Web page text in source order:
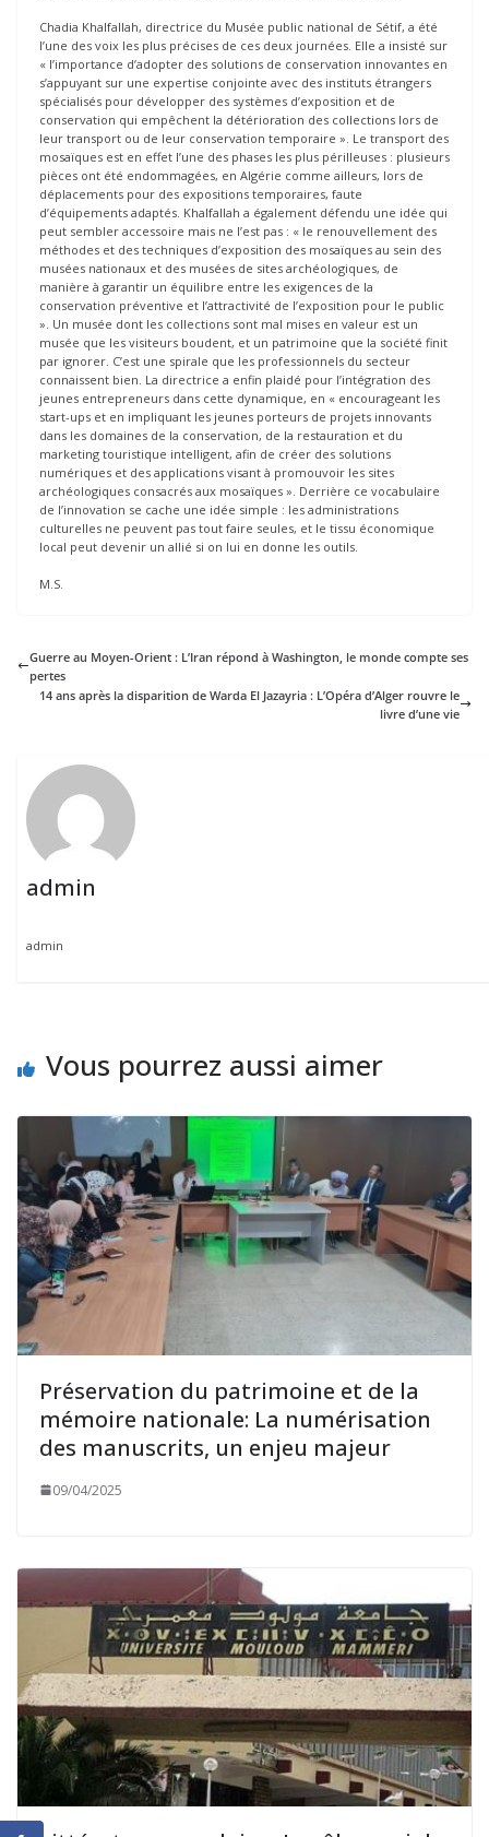
Chadia Khalfallah, directrice du Musée public national de Sétif, a été
l’une des voix les plus précises de ces deux journées. Elle a insisté sur
« l’importance d’adopter des solutions de conservation innovantes en
s’appuyant sur une expertise conjointe avec des instituts étrangers
spécialisés pour développer des systèmes d’exposition et de
conservation qui empêchent la détérioration des collections lors de
leur transport ou de leur conservation temporaire ». Le transport des
mosaïques est en effet l’une des phases les plus périlleuses : plusieurs
pièces ont été endommagées, en Algérie comme ailleurs, lors de
déplacements pour des expositions temporaires, faute
d’équipements adaptés. Khalfallah a également défendu une idée qui
peut sembler accessoire mais ne l’est pas : « le renouvellement des
méthodes et des techniques d’exposition des mosaïques au sein des
musées nationaux et des musées de sites archéologiques, de
manière à garantir un équilibre entre les exigences de la
conservation préventive et l’attractivité de l’exposition pour le public
». Un musée dont les collections sont mal mises en valeur est un
musée que les visiteurs boudent, et un patrimoine que la société finit
par ignorer. C’est une spirale que les professionnels du secteur
connaissent bien. La directrice a enfin plaidé pour l’intégration des
jeunes entrepreneurs dans cette dynamique, en « encourageant les
start-ups et en impliquant les jeunes porteurs de projets innovants
dans les domaines de la conservation, de la restauration et du
marketing touristique intelligent, afin de créer des solutions
numériques et des applications visant à promouvoir les sites
archéologiques consacrés aux mosaïques ». Derrière ce vocabulaire
de l’innovation se cache une idée simple : les administrations
culturelles ne peuvent pas tout faire seules, et le tissu économique
local peut devenir un allié si on lui en donne les outils.
M.S.
Guerre au Moyen-Orient : L’Iran répond à Washington, le monde compte ses
pertes
14 ans après la disparition de Warda El Jazayria : L’Opéra d’Alger rouvre le
livre d’une vie
admin
admin
Vous pourrez aussi aimer
Préservation du patrimoine et de la
mémoire nationale: La numérisation
des manuscrits, un enjeu majeur
09/04/2025